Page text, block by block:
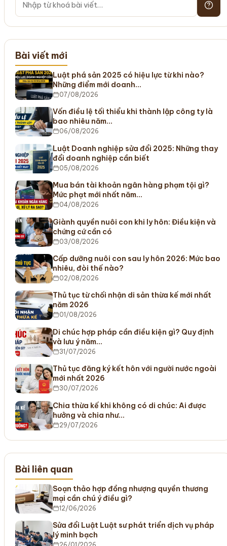
Bài viết mới
Luật phá sản 2025 có hiệu lực từ khi nào?
Những điểm mới doanh…
07/08/2026
Vốn điều lệ tối thiểu khi thành lập công ty là
bao nhiêu năm…
06/08/2026
Luật Doanh nghiệp sửa đổi 2025: Những thay
đổi doanh nghiệp cần biết
05/08/2026
Mua bán tài khoản ngân hàng phạm tội gì?
Mức phạt mới nhất năm…
04/08/2026
Giành quyền nuôi con khi ly hôn: Điều kiện và
chứng cứ cần có
03/08/2026
Cấp dưỡng nuôi con sau ly hôn 2026: Mức bao
nhiêu, đòi thế nào?
02/08/2026
Thủ tục từ chối nhận di sản thừa kế mới nhất
năm 2026
01/08/2026
Di chúc hợp pháp cần điều kiện gì? Quy định
và lưu ý năm…
31/07/2026
Thủ tục đăng ký kết hôn với người nước ngoài
mới nhất 2026
30/07/2026
Chia thừa kế khi không có di chúc: Ai được
hưởng và chia như…
29/07/2026
Bài liên quan
Soạn thảo hợp đồng nhượng quyền thương
mại cần chú ý điều gì?
12/06/2026
Sửa đổi Luật Luật sư phát triển dịch vụ pháp
lý minh bạch